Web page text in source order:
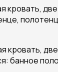
кровать,
банное